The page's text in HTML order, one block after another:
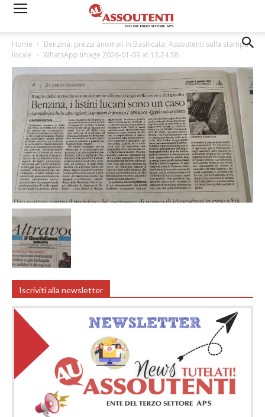
Home
Benzina: prezzi anomali in Basilicata. Assoutenti sulla stampa
locale
WhatsApp Image 2026-01-09 at 13.24.58
Iscriviti alla newsletter